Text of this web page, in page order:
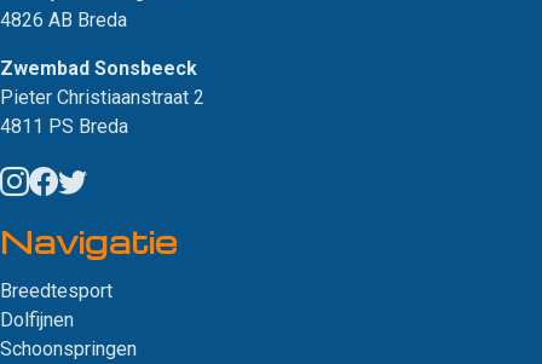
4826 AB Breda
Zwembad Sonsbeeck
Pieter Christiaanstraat 2
4811 PS Breda
Navigatie
Breedtesport
Dolfijnen
Schoonspringen